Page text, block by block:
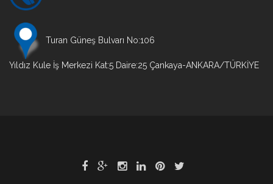
Turan Güneş Bulvarı No:106
Yıldız Kule İş Merkezi Kat:5 Daire:25 Çankaya-ANKARA/TÜRKİYE